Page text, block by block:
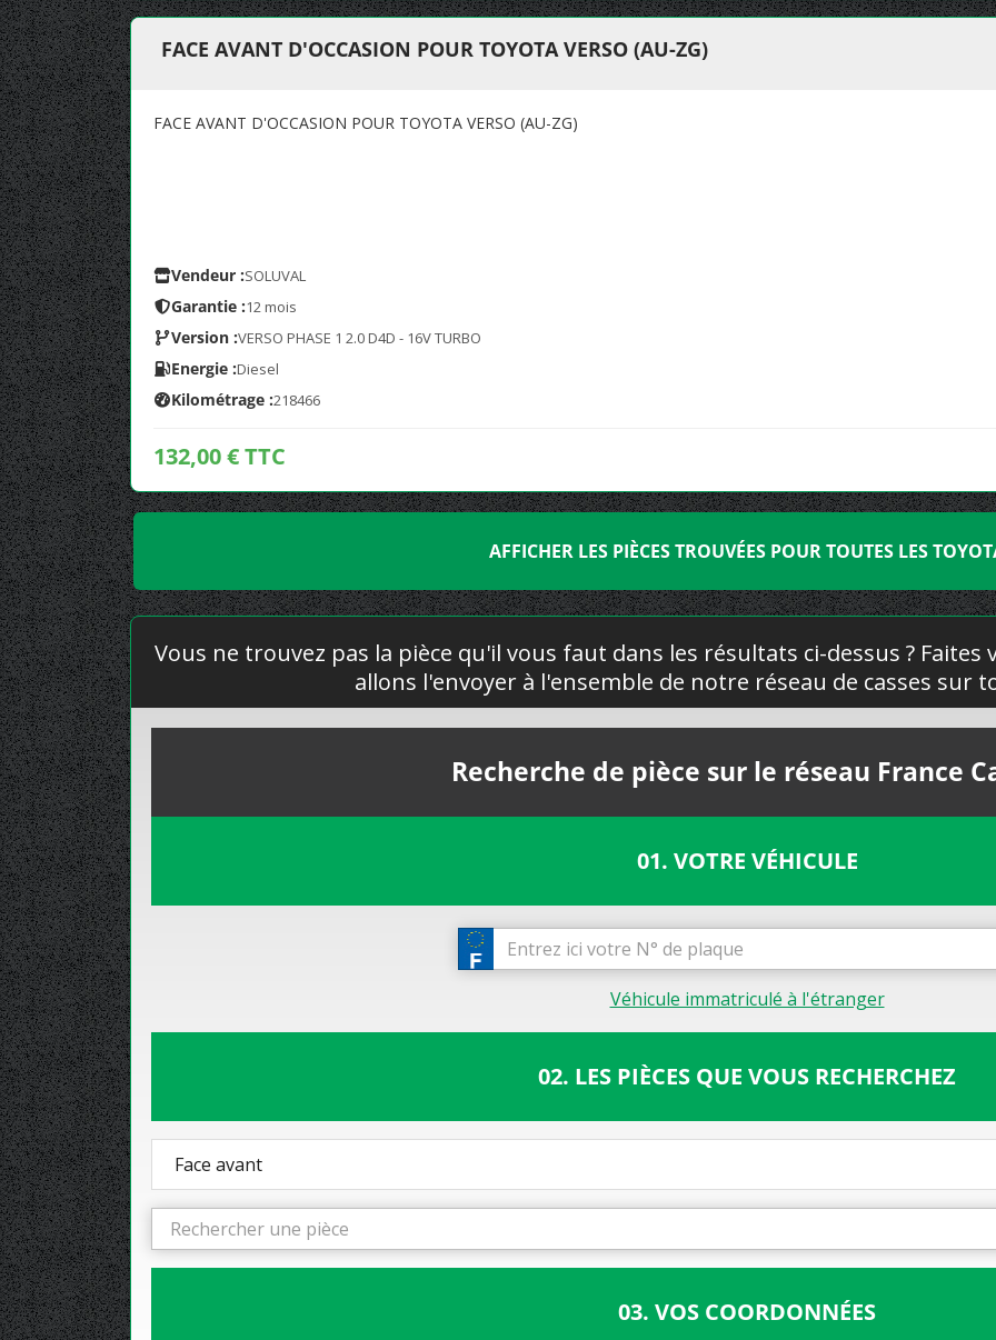
FACE AVANT D'OCCASION POUR TOYOTA VERSO (AU-ZG)
FACE AVANT D'OCCASION POUR TOYOTA VERSO (AU-ZG)
Vendeur :SOLUVAL
Garantie :12 mois
Version :VERSO PHASE 1 2.0 D4D - 16V TURBO
Energie :Diesel
Kilométrage :218466
132,00 € TTC
AFFICHER LES PIÈCES TROUVÉES POUR TOUTES LES
Vous ne trouvez pas la pièce qu'il vous faut dans les résultats ci-dessus ? Faites
allons l'envoyer à l'ensemble de notre réseau de casses sur
Recherche de pièce sur le réseau France
01. VOTRE VÉHICULE
Véhicule immatriculé à l'étranger
02. LES PIÈCES QUE VOUS RECHERCHEZ
Face avant
03. VOS COORDONNÉES